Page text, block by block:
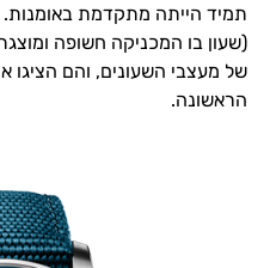
תמיד הייתה מתקדמת
(שעון בו המכניקה חשופה
של מעצבי השעונים, והם הציגו
הראשונה.